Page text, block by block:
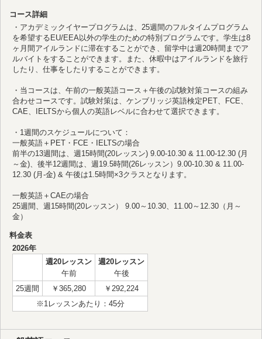
コース詳細
・アカデミックイヤープログラムは、25週間のフルタイムプログラム
を希望するEU/EEA以外の学生のための特別プログラムです。学生は8
ヶ月間アイルランドに滞在することができ、留学中は週20時間までア
ルバイトをすることができます。また、休暇中はアイルランドを旅行
したり、仕事をしたりすることができます。
・当コースは、午前の一般英語コース＋午後の試験対策コースの組み
合わせコースです。試験対策は、ケンブリッジ英語検定PET、FCE、
CAE、IELTSから個人の英語レベルに合わせて選択できます。
・1週間のスケジュールについて：
一般英語＋PET・FCE・IELTSの場合
前半の13週間は、週15時間(20レッスン) 9.00-10.30 & 11.00-12.30 (月
～金)、後半12週間は、週19.5時間(26レッスン）9.00-10.30 & 11.00-
12.30 (月-金) & 午後は1.5時間×3クラスとなります。
一般英語＋CAEの場合
25週間、週15時間(20レッスン） 9.00～10.30、11.00～12.30（月～
金）
料金表
2026年
週20レッスン
午前
週20レッスン
午後
25週間
￥365,280
￥292,224
※1レッスンあたり：45分